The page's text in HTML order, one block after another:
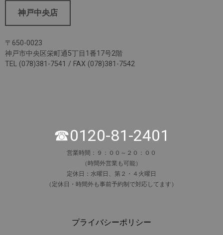
神戸中央店
〒650-0023
神戸市中央区栄町通5丁目1番17号2階
TEL (078)381-7541 / FAX (078)381-7542
☎0120-81-2401
営業時間：９：００～２０：００
（時間外営業も可能）
定休日：水曜日、第２・４火曜日
（定休日・時間外も事前予約制で対応してます）
プライバシーポリシー